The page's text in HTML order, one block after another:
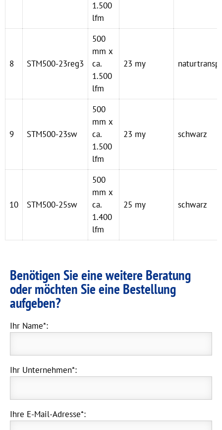
1.500
lfm
8 STM500-23reg3
500
mm x
ca.
1.500
lfm
23 my
9 STM500-23sw
500
mm x
ca.
1.500
lfm
23 my schwarz
10 STM500-25sw
500
mm x
ca.
1.400
lfm
25 my schwarz
Benötigen Sie eine weitere Beratung
oder möchten Sie eine Bestellung
aufgeben?
Ihr Name*:
Ihr Unternehmen*:
Ihre E-Mail-Adresse*: